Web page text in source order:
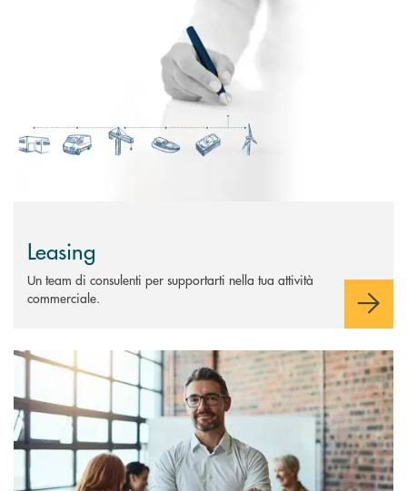
Leasing
Un team di consulenti per supportarti nella tua attività
commerciale.
Scopri di più Factoring